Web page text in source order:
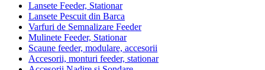
Lansete Feeder, Stationar
Lansete Pescuit din Barca
Varfuri de Semnalizare Feeder
Mulinete Feeder, Stationar
Scaune feeder, modulare, accesorii
Accesorii, monturi feeder, stationar